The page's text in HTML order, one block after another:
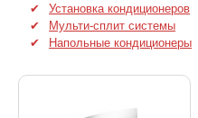
Установка кондиционеров
Мульти-сплит системы
Напольные кондиционеры